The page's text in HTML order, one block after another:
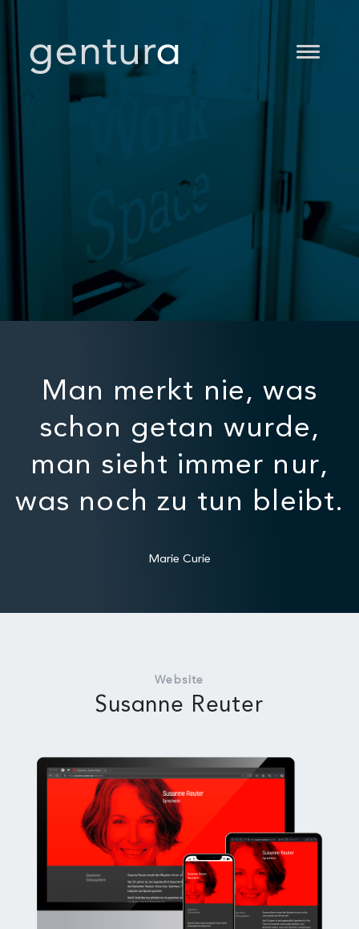
Man merkt nie, was
schon getan wurde,
man sieht immer nur,
was noch zu tun bleibt.
Marie Curie
Website
Susanne Reuter